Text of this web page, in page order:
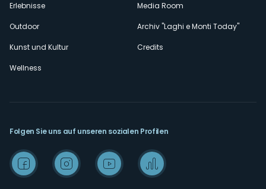
Erlebnisse
Outdoor
Kunst und Kultur
Wellness
Media Room
Archiv "Laghi e Monti Today"
Credits
Folgen Sie uns auf unseren sozialen Profilen